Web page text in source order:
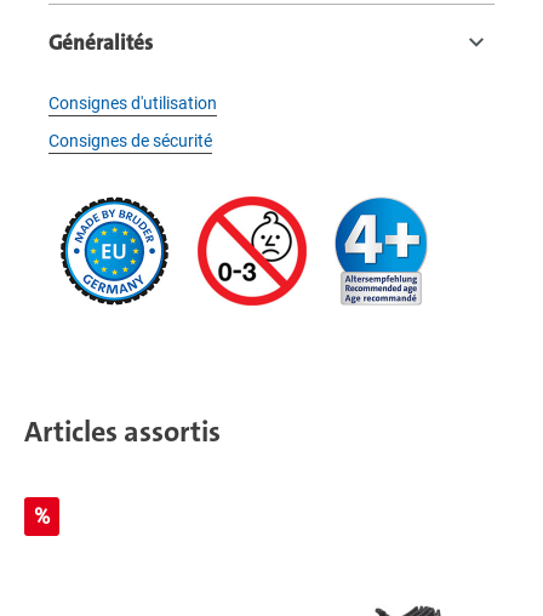
Généralités
Consignes d'utilisation
Consignes de sécurité
Articles assortis
%